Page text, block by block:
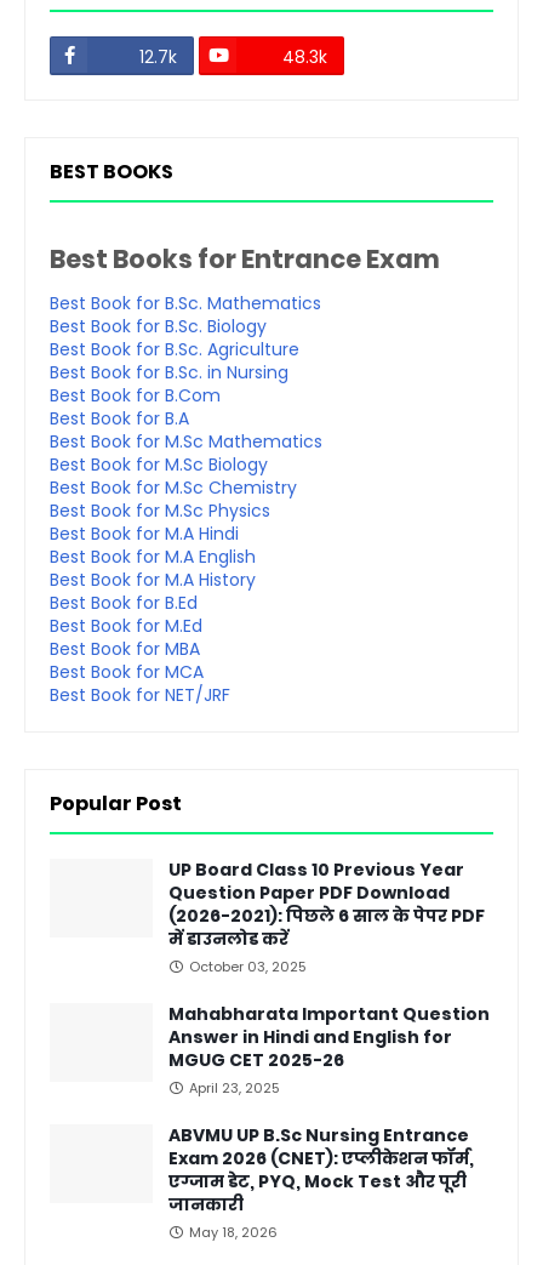
12.7k 48.3k
BEST BOOKS
Best Books for Entrance Exam
Best Book for B.Sc. Mathematics
Best Book for B.Sc. Biology
Best Book for B.Sc. Agriculture
Best Book for B.Sc. in Nursing
Best Book for B.Com
Best Book for B.A
Best Book for M.Sc Mathematics
Best Book for M.Sc Biology
Best Book for M.Sc Chemistry
Best Book for M.Sc Physics
Best Book for M.A Hindi
Best Book for M.A English
Best Book for M.A History
Best Book for B.Ed
Best Book for M.Ed
Best Book for MBA
Best Book for MCA
Best Book for NET/JRF
Popular Post
UP Board Class 10 Previous Year
Question Paper PDF Download
(2026-2021): पिछले 6 साल के पेपर PDF
में डाउनलोड करें
October 03, 2025
Mahabharata Important Question
Answer in Hindi and English for
MGUG CET 2025-26
April 23, 2025
ABVMU UP B.Sc Nursing Entrance
Exam 2026 (CNET): एप्लीकेशन फॉर्म,
एग्जाम डेट, PYQ, Mock Test और पूरी
जानकारी
May 18, 2026